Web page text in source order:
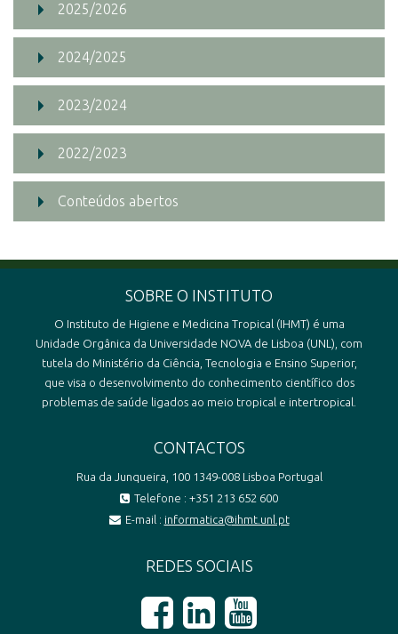
2025/2026
2024/2025
2023/2024
2022/2023
Conteúdos abertos
SOBRE O INSTITUTO
O Instituto de Higiene e Medicina Tropical (IHMT) é uma
Unidade Orgânica da Universidade NOVA de Lisboa (UNL), com
tutela do Ministério da Ciência, Tecnologia e Ensino Superior,
que visa o desenvolvimento do conhecimento científico dos
problemas de saúde ligados ao meio tropical e intertropical.
CONTACTOS
Rua da Junqueira, 100 1349-008 Lisboa Portugal
Telefone : +351 213 652 600
E-mail : informatica@ihmt.unl.pt
REDES SOCIAIS